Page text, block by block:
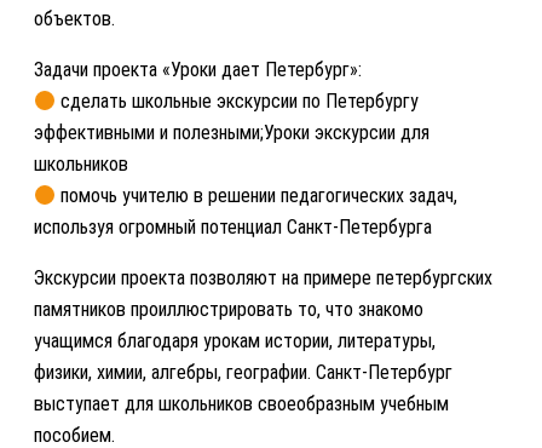
объектов.
Задачи проекта «Уроки дает Петербург»:
сделать школьные экскурсии по Петербургу
эффективными и полезными;Уроки экскурсии для
школьников
помочь учителю в решении педагогических задач,
используя огромный потенциал Санкт-Петербурга
Экскурсии проекта позволяют на примере петербургских
памятников проиллюстрировать то, что знакомо
учащимся благодаря урокам истории, литературы,
физики, химии, алгебры, географии. Санкт-Петербург
выступает для школьников своеобразным учебным
пособием.